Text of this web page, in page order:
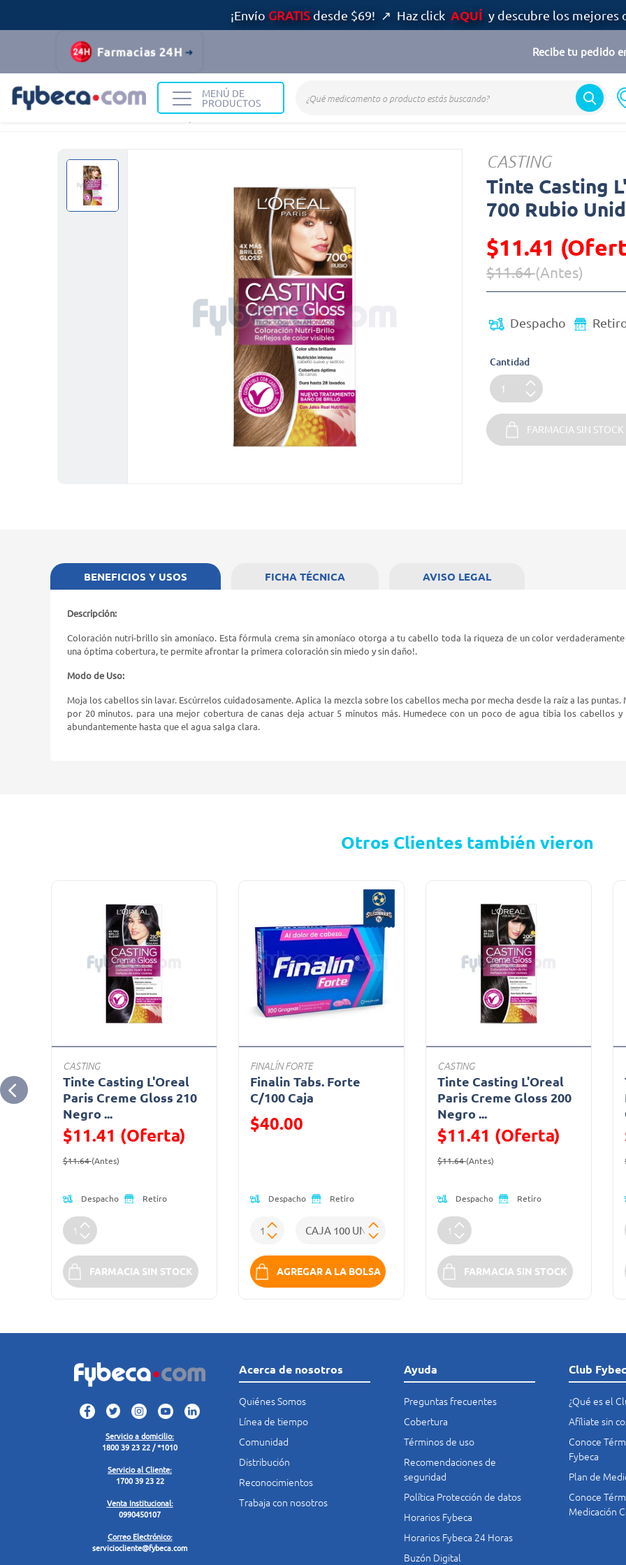
¡Envío GRATISdesde $69! ↗ Haz click AQUÍ y descubre los mejores
Farmacias 24H Recibe tu pedido
MENÚ DE
PRODUCTOS
Tintes y Coloración Tinte
CASTING
Tinte Casting
700 Rubio
$11.41
Precio reducido de
$11.64(Antes)
Despacho
Cantidad
FARMACIA SIN STOCK
BENEFICIOS Y USOS
Descripción:
Coloración nutri-brillo sin amoníaco. Esta fórmula crema sin amoníaco otorga a tu cabello toda la riqueza de un color
una óptima cobertura, te permite afrontar la primera coloración sin miedo y sin daño!.
Modo de Uso:
Moja los cabellos sin lavar. Escúrrelos cuidadosamente. Aplica la mezcla sobre los cabellos mecha por mecha desde la raíz a las
por 20 minutos. para una mejor cobertura de canas deja actuar 5 minutos más. Humedece con un poco de agua tibia los cabellos
abundantemente hasta que el agua salga clara.
FICHA TÉCNICA AVISO LEGAL
Otros Clientes también vieron
CASTING
Tinte Casting L'Oreal
Paris Creme Gloss 210
Negro ...
$11.41 (Oferta)
Precio reducido de
$11.64(Antes)
Despacho Retiro
FARMACIA SIN STOCK
FINALÍN FORTE
Finalin Tabs. Forte
C/100 Caja
Precio reducido de
$40.00
Despacho Retiro
AGREGAR A LA BOLSA
CASTING
Tinte Casting L'Oreal
Paris Creme Gloss 200
Negro ...
$11.41 (Oferta)
Precio reducido de
$11.64(Antes)
Despacho Retiro
FARMACIA SIN STOCK
Servicio a domicilio:
1800 39 23 22 / *1010
Servicio al Cliente:
1700 39 23 22
Venta Institucional:
0990450107
Correo Electrónico:
serviciocliente@fybeca.com
Acerca de nosotros
Quiénes Somos
Línea de tiempo
Comunidad
Distribución
Reconocimientos
Trabaja con nosotros
Ayuda
Preguntas frecuentes
Cobertura
Términos de uso
Recomendaciones de
seguridad
Política Protección de datos
Horarios Fybeca
Horarios Fybeca 24 Horas
Buzón Digital
Club
¿Qué es el
Afíliate sin
Conoce
Fybeca
Plan de
Conoce
Medicación